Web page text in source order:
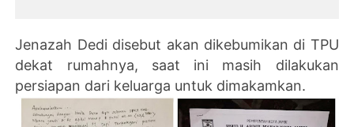
Jenazah Dedi disebut akan dikebumikan di TPU
dekat rumahnya, saat ini masih dilakukan
persiapan dari keluarga untuk dimakamkan.